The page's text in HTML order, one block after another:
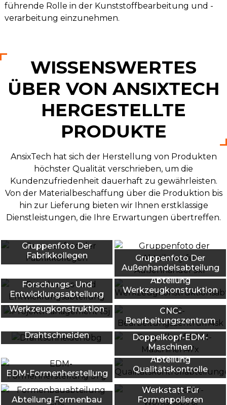
führende Rolle in der Kunststoffbearbeitung und -
verarbeitung einzunehmen.
WISSENSWERTES
ÜBER VON ANSIXTECH
HERGESTELLTE
PRODUKTE
AnsixTech hat sich der Herstellung von Produkten
höchster Qualität verschrieben, um die
Kundenzufriedenheit dauerhaft zu gewährleisten.
Von der Materialbeschaffung über die Produktion bis
hin zur Lieferung bieten wir Ihnen erstklassige
Dienstleistungen, die Ihre Erwartungen übertreffen.
Gruppenfoto Der
Fabrikkollegen
Gruppenfoto Der
Außenhandelsabteilung
Forschungs- Und
Entwicklungsabteilung
Abteilung
Werkzeugkonstruktion
Abteilung
Werkzeugkonstruktion
CNC-
Bearbeitungszentrum
Drahtschneiden
Doppelkopf-EDM-
Maschinen
EDM-Formenherstellung
Abteilung
Qualitätskontrolle
Abteilung Formenbau
Werkstatt Für
Formenpolieren